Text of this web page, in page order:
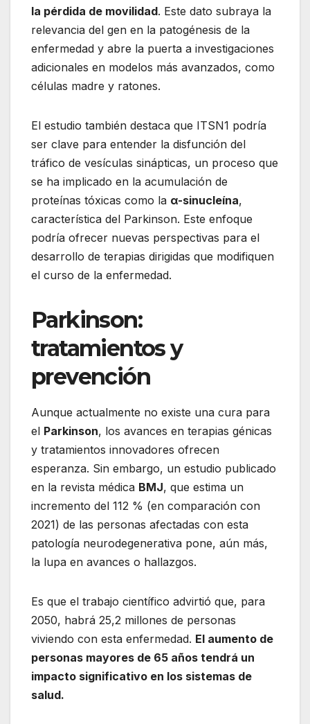
la pérdida de movilidad. Este dato subraya la
relevancia del gen en la patogénesis de la
enfermedad y abre la puerta a investigaciones
adicionales en modelos más avanzados, como
células madre y ratones.
El estudio también destaca que ITSN1 podría
ser clave para entender la disfunción del
tráfico de vesículas sinápticas, un proceso que
se ha implicado en la acumulación de
proteínas tóxicas como la α-sinucleína,
característica del Parkinson. Este enfoque
podría ofrecer nuevas perspectivas para el
desarrollo de terapias dirigidas que modifiquen
el curso de la enfermedad.
Parkinson:
tratamientos y
prevención
Aunque actualmente no existe una cura para
el Parkinson, los avances en terapias génicas
y tratamientos innovadores ofrecen
esperanza. Sin embargo, un estudio publicado
en la revista médica BMJ, que estima un
incremento del 112 % (en comparación con
2021) de las personas afectadas con esta
patología neurodegenerativa pone, aún más,
la lupa en avances o hallazgos.
Es que el trabajo científico advirtió que, para
2050, habrá 25,2 millones de personas
viviendo con esta enfermedad. El aumento de
personas mayores de 65 años tendrá un
impacto significativo en los sistemas de
salud.